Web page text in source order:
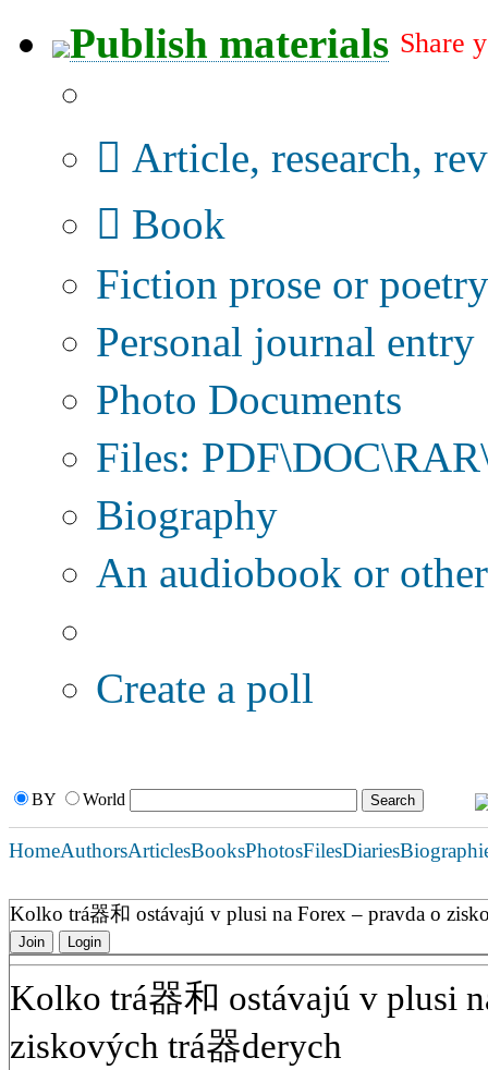
Publish materials Share
Article, research,
Book
Fiction prose or poetry
Personal journal entry
Photo Documents
Files:
Biography
An audiobook or
Create a poll
BY World
HomeAuthorsArticlesBooksPhotosFilesDiaries
Kolko trá器和 ostávajú v plusi na Forex – pravda o
Join Login
Kolko trá器和 ostávajú v plusi
ziskových trá器derych